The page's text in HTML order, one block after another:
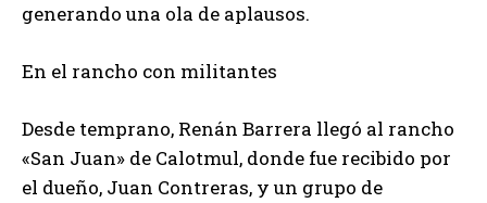
generando una ola de aplausos.
En el rancho con militantes
Desde temprano, Renán Barrera llegó al rancho
«San Juan» de Calotmul, donde fue recibido por
el dueño, Juan Contreras, y un grupo de